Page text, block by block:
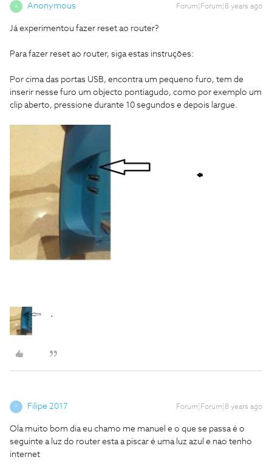
A Anonymous Forum|Forum|8 years ago
Já experimentou fazer reset ao router?
Para fazer reset ao router, siga estas instruções:
Por cima das portas USB, encontra um pequeno furo, tem de
inserir nesse furo um objecto pontiagudo, como por exemplo um
clip aberto, pressione durante 10 segundos e depois largue.
F Filipe 2017 Forum|Forum|8 years ago
Ola muito bom dia eu chamo me manuel e o que se passa é o
seguinte a luz do router esta a piscar é uma luz azul e nao tenho
internet